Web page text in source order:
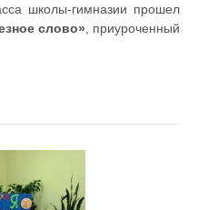
школы-гимназии прошел
слово» , приуроченный